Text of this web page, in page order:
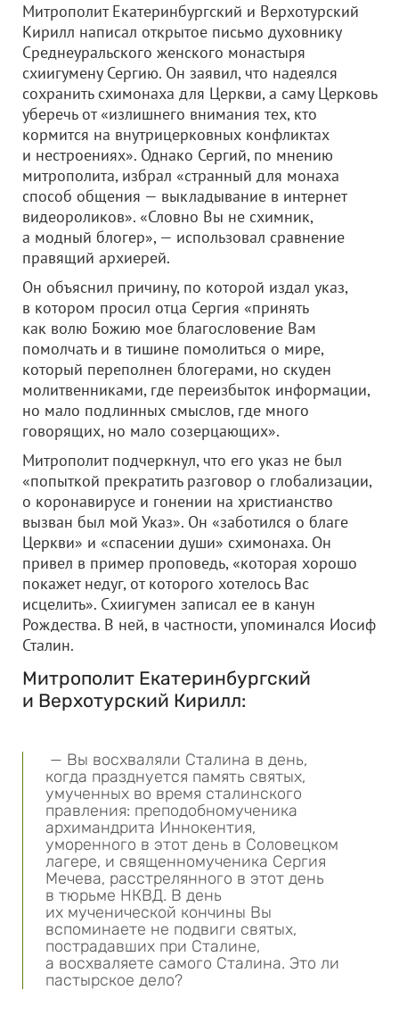
Митрополит Екатеринбургский и Верхотурский
Кирилл написал открытое письмо духовнику
Среднеуральского женского монастыря
схиигумену Сергию. Он заявил, что надеялся
сохранить схимонаха для Церкви, а саму Церковь
уберечь от «излишнего внимания тех, кто
кормится на внутрицерковных конфликтах
и нестроениях». Однако Сергий, по мнению
митрополита, избрал «странный для монаха
способ общения — выкладывание в интернет
видеороликов». «Словно Вы не схимник,
а модный блогер», — использовал сравнение
правящий архиерей.
Он объяснил причину, по которой издал указ,
в котором просил отца Сергия «принять
как волю Божию мое благословение Вам
помолчать и в тишине помолиться о мире,
который переполнен блогерами, но скуден
молитвенниками, где переизбыток информации,
но мало подлинных смыслов, где много
говорящих, но мало созерцающих».
Митрополит подчеркнул, что его указ не был
«попыткой прекратить разговор о глобализации,
о коронавирусе и гонении на христианство
вызван был мой Указ». Он «заботился о благе
Церкви» и «спасении души» схимонаха. Он
привел в пример проповедь, «которая хорошо
покажет недуг, от которого хотелось Вас
исцелить». Схиигумен записал ее в канун
Рождества. В ней, в частности, упоминался Иосиф
Сталин.
Митрополит Екатеринбургский
и Верхотурский Кирилл:
— Вы восхваляли Сталина в день,
когда празднуется память святых,
умученных во время сталинского
правления: преподобномученика
архимандрита Иннокентия,
уморенного в этот день в Соловецком
лагере, и священномученика Сергия
Мечева, расстрелянного в этот день
в тюрьме НКВД. В день
их мученической кончины Вы
вспоминаете не подвиги святых,
пострадавших при Сталине,
а восхваляете самого Сталина. Это ли
пастырское дело?